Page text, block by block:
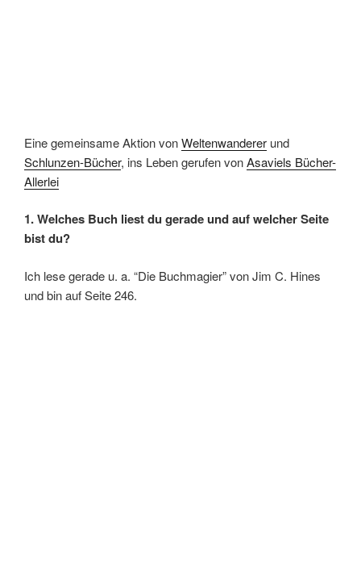
Eine gemeinsame Aktion vonWeltenwanderer und
Schlunzen-Bücher, ins Leben gerufen vonAsaviels Bücher-
Allerlei
1. Welches Buch liest du gerade und auf welcher Seite
bist du?
Ich lese gerade u. a. “Die Buchmagier” von Jim C. Hines
und bin auf Seite 246.